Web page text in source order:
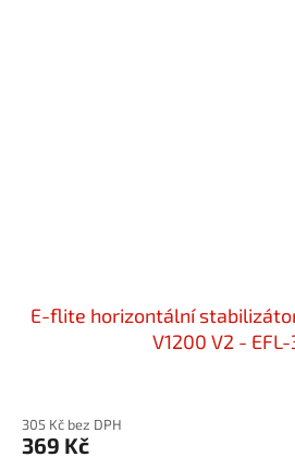
E-flite horizontální
V1200 V2 -
305 Kč bez DPH
369 Kč